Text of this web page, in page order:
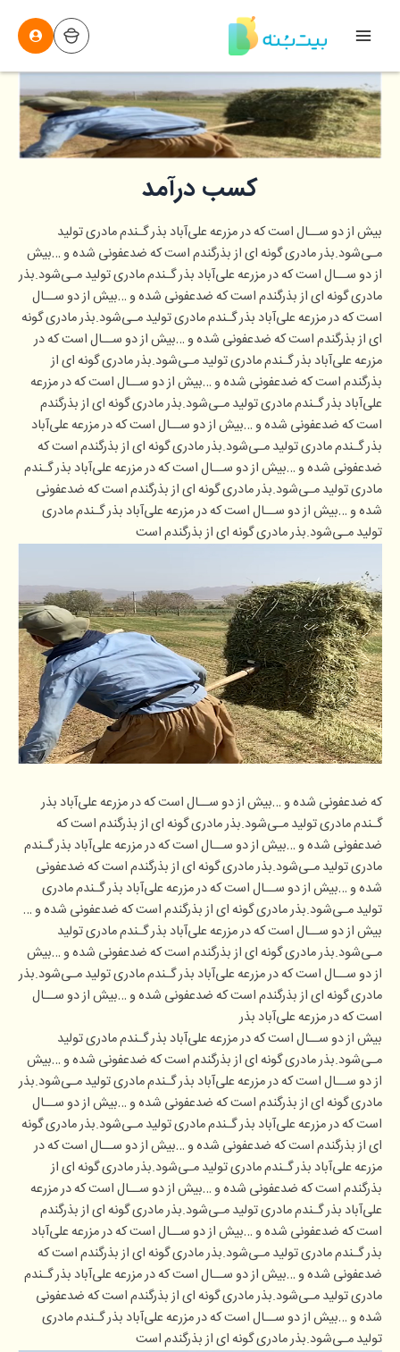
Main
Menu
کسب درآمد
بیش از دو ســال است که در مزرعه علی‌آباد بذر گـندم مادری تولید
مـی‌شود.بذر مادری گونه ای از بذرگندم است که ضدعفونی شده و …بیش
از دو ســال است که در مزرعه علی‌آباد بذر گـندم مادری تولید مـی‌شود.بذر
مادری گونه ای از بذرگندم است که ضدعفونی شده و …بیش از دو ســال
است که در مزرعه علی‌آباد بذر گـندم مادری تولید مـی‌شود.بذر مادری گونه
ای از بذرگندم است که ضدعفونی شده و …بیش از دو ســال است که در
مزرعه علی‌آباد بذر گـندم مادری تولید مـی‌شود.بذر مادری گونه ای از
بذرگندم است که ضدعفونی شده و …بیش از دو ســال است که در مزرعه
علی‌آباد بذر گـندم مادری تولید مـی‌شود.بذر مادری گونه ای از بذرگندم
است که ضدعفونی شده و …بیش از دو ســال است که در مزرعه علی‌آباد
بذر گـندم مادری تولید مـی‌شود.بذر مادری گونه ای از بذرگندم است که
ضدعفونی شده و …بیش از دو ســال است که در مزرعه علی‌آباد بذر گـندم
مادری تولید مـی‌شود.بذر مادری گونه ای از بذرگندم است که ضدعفونی
شده و …بیش از دو ســال است که در مزرعه علی‌آباد بذر گـندم مادری
تولید مـی‌شود.بذر مادری گونه ای از بذرگندم است
که ضدعفونی شده و …بیش از دو ســال است که در مزرعه علی‌آباد بذر
گـندم مادری تولید مـی‌شود.بذر مادری گونه ای از بذرگندم است که
ضدعفونی شده و …بیش از دو ســال است که در مزرعه علی‌آباد بذر گـندم
مادری تولید مـی‌شود.بذر مادری گونه ای از بذرگندم است که ضدعفونی
شده و …بیش از دو ســال است که در مزرعه علی‌آباد بذر گـندم مادری
تولید مـی‌شود.بذر مادری گونه ای از بذرگندم است که ضدعفونی شده و …
بیش از دو ســال است که در مزرعه علی‌آباد بذر گـندم مادری تولید
مـی‌شود.بذر مادری گونه ای از بذرگندم است که ضدعفونی شده و …بیش
از دو ســال است که در مزرعه علی‌آباد بذر گـندم مادری تولید مـی‌شود.بذر
مادری گونه ای از بذرگندم است که ضدعفونی شده و …بیش از دو ســال
است که در مزرعه علی‌آباد بذر
بیش از دو ســال است که در مزرعه علی‌آباد بذر گـندم مادری تولید
مـی‌شود.بذر مادری گونه ای از بذرگندم است که ضدعفونی شده و …بیش
از دو ســال است که در مزرعه علی‌آباد بذر گـندم مادری تولید مـی‌شود.بذر
مادری گونه ای از بذرگندم است که ضدعفونی شده و …بیش از دو ســال
است که در مزرعه علی‌آباد بذر گـندم مادری تولید مـی‌شود.بذر مادری گونه
ای از بذرگندم است که ضدعفونی شده و …بیش از دو ســال است که در
مزرعه علی‌آباد بذر گـندم مادری تولید مـی‌شود.بذر مادری گونه ای از
بذرگندم است که ضدعفونی شده و …بیش از دو ســال است که در مزرعه
علی‌آباد بذر گـندم مادری تولید مـی‌شود.بذر مادری گونه ای از بذرگندم
است که ضدعفونی شده و …بیش از دو ســال است که در مزرعه علی‌آباد
بذر گـندم مادری تولید مـی‌شود.بذر مادری گونه ای از بذرگندم است که
ضدعفونی شده و …بیش از دو ســال است که در مزرعه علی‌آباد بذر گـندم
مادری تولید مـی‌شود.بذر مادری گونه ای از بذرگندم است که ضدعفونی
شده و …بیش از دو ســال است که در مزرعه علی‌آباد بذر گـندم مادری
تولید مـی‌شود.بذر مادری گونه ای از بذرگندم است